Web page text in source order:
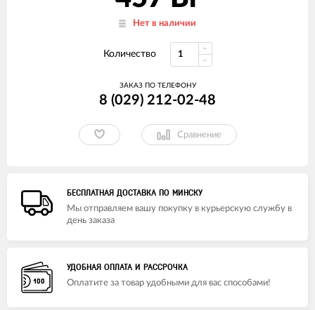
Нет в наличии
Количество
ЗАКАЗ ПО ТЕЛЕФОНУ
8 (029) 212-02-48
Сравнение
БЕСПЛАТНАЯ ДОСТАВКА ПО МИНСКУ
Мы отправляем вашу покупку в курьерскую службу в
день заказа
УДОБНАЯ ОПЛАТА И РАССРОЧКА
Оплатите за товар удобными для вас способами!